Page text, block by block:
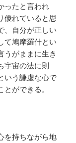
ったと言われ
優れていると思
、自分が正しい
て鳩摩羅什とい
うがままに生き
宇宙の法に則
いう謙虚な心で
ができる。
を持ちながら地